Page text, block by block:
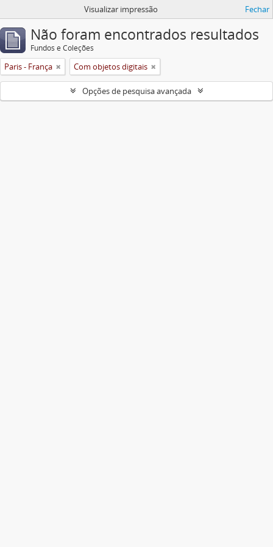
Visualizar impressão Fechar
Não foram encontrados resultados
Fundos e Coleções
Paris - França Com objetos digitais
Opções de pesquisa avançada